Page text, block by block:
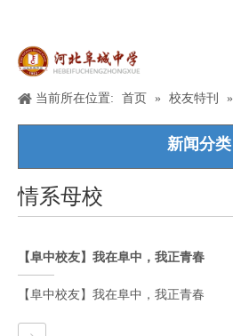
当前所在位置: 首页 » 校友特刊 »
新闻分类
情系母校
【阜中校友】我在阜中，我正青春
【阜中校友】我在阜中，我正青春